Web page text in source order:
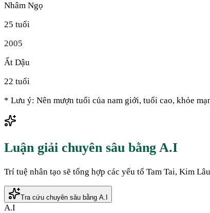
Nhâm Ngọ
25 tuổi
2005
Ất Dậu
22 tuổi
* Lưu ý: Nên mượn tuổi của nam giới, tuổi cao, khỏe
Luận giải chuyên sâu bằng A.I
Trí tuệ nhân tạo sẽ tổng hợp các yếu tố Tam Tai, Kim
Tra cứu chuyên sâu bằng A.I
A.I